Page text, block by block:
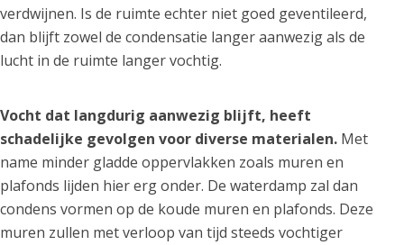
verdwijnen. Is de ruimte echter niet goed geventileerd,
dan blijft zowel de condensatie langer aanwezig als de
lucht in de ruimte langer vochtig.
Vocht dat langdurig aanwezig blijft, heeft
schadelijke gevolgen voor diverse materialen. Met
name minder gladde oppervlakken zoals muren en
plafonds lijden hier erg onder. De waterdamp zal dan
condens vormen op de koude muren en plafonds. Deze
muren zullen met verloop van tijd steeds vochtiger